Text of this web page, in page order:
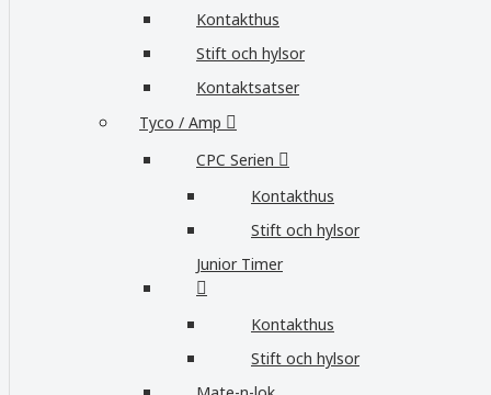
Kontakthus
Stift och hylsor
Kontaktsatser
Tyco / Amp
CPC Serien
Kontakthus
Stift och hylsor
Junior Timer
Kontakthus
Stift och hylsor